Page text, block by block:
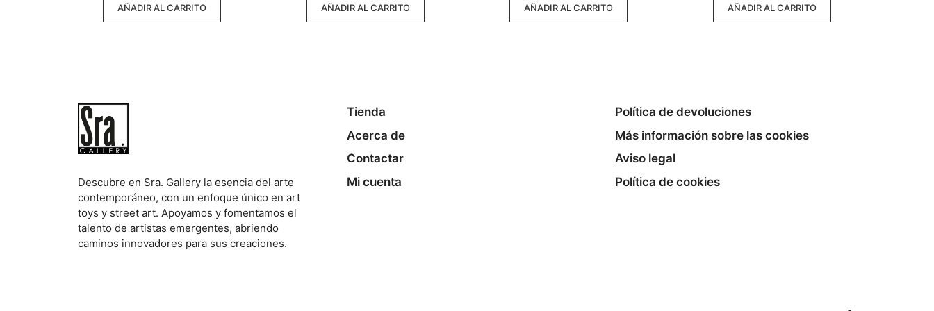
AÑADIR AL CARRITO AÑADIR AL CARRITO AÑADIR AL CARRITO AÑADIR AL CARRITO
Descubre en Sra. Gallery la esencia del arte
contemporáneo, con un enfoque único en art
toys y street art. Apoyamos y fomentamos el
talento de artistas emergentes, abriendo
caminos innovadores para sus creaciones.
Tienda
Acerca de
Contactar
Mi cuenta
Política de devoluciones
Más información sobre las cookies
Aviso legal
Política de cookies